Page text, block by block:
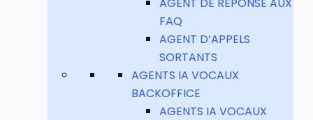
FAQ
AGENT D’APPELS
SORTANTS
AGENTS IA VOCAUX
BACKOFFICE
AGENTS IA VOCAUX